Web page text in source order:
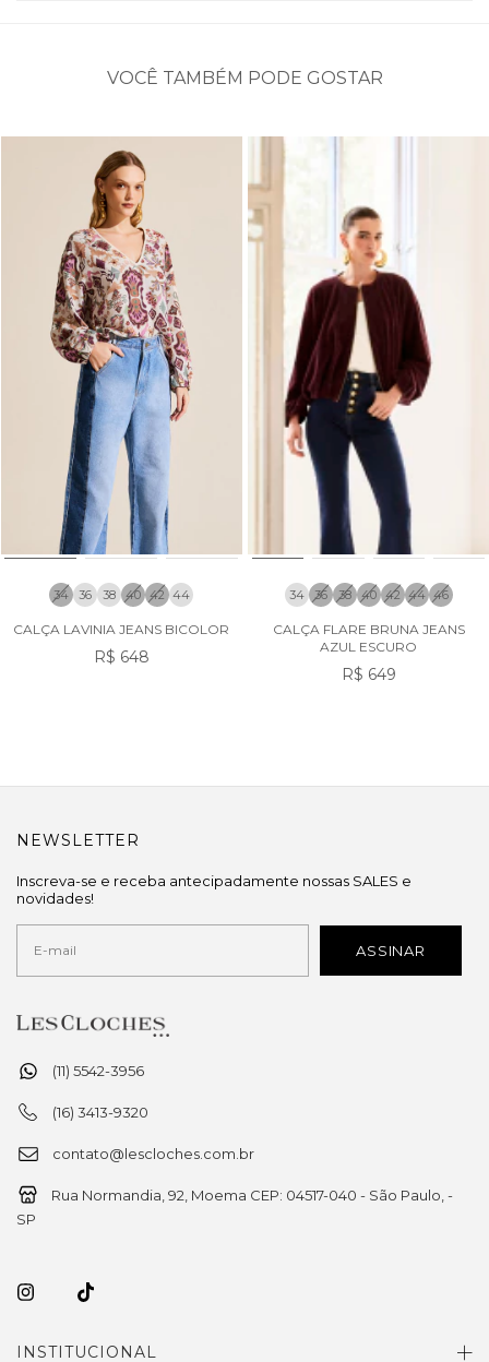
VOCÊ TAMBÉM PODE GOSTAR
34 36 38 40 42 44
CALÇA LAVINIA JEANS BICOLOR
R$ 648
34 36 38 40 42 44 46
CALÇA FLARE BRUNA JEANS
AZUL ESCURO
R$ 649
(11) 5542-3956
(16) 3413-9320
contato@lescloches.com.br
Rua Normandia, 92, Moema CEP: 04517-040 - São Paulo, -
SP
INSTITUCIONAL
NEWSLETTER
Inscreva-se e receba antecipadamente nossas SALES e
novidades!